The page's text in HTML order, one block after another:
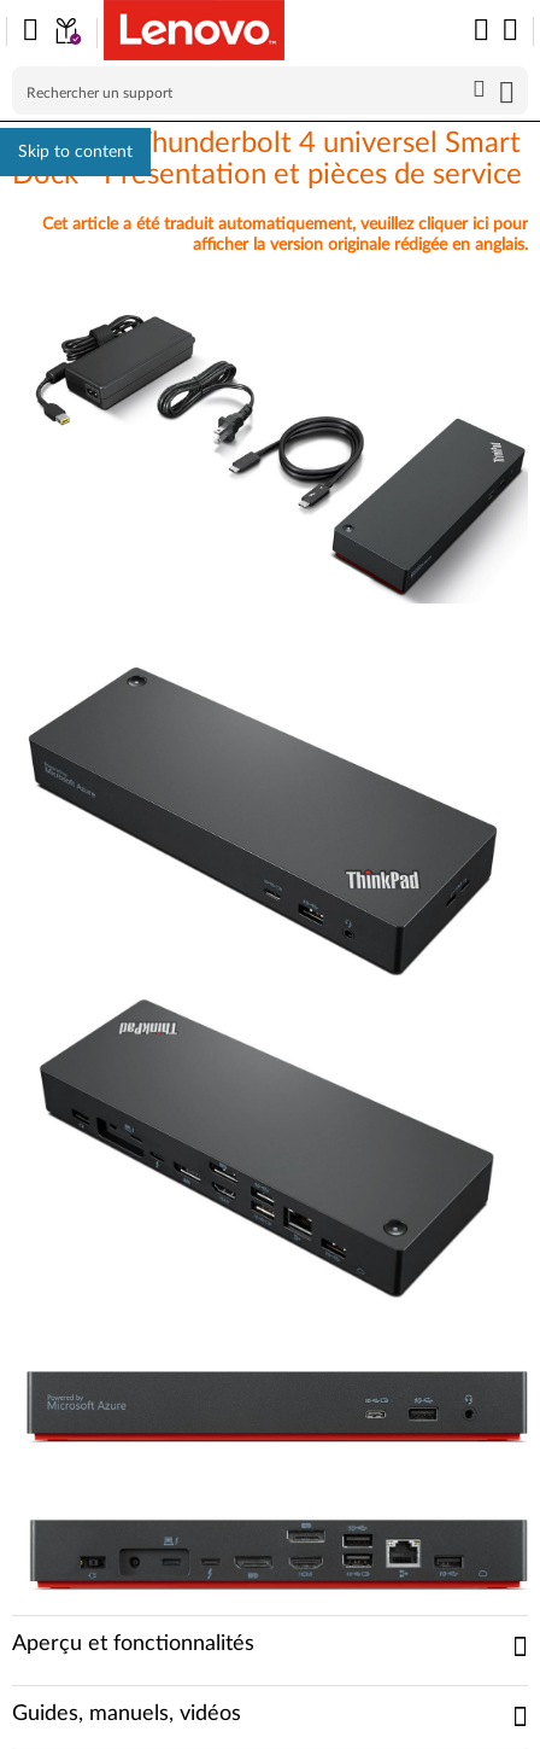
Skip to content
ThinkPad Thunderbolt 4 universel Smart
Dock - Présentation et pièces de service
Cet article a été traduit automatiquement, veuillez cliquer ici pour
afficher la version originale rédigée en anglais.
Aperçu et fonctionnalités
Guides, manuels, vidéos